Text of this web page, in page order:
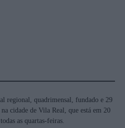
regional, quadrimensal, fundado e 29
cidade de Vila Real, que está em 20
as quartas-feiras.